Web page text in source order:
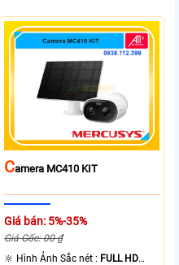
CAmera MC410 KIT
Giá bán: 5%-35%
Giá Gốc: 00 ₫
🔆 Hình Ảnh Sắc nét : FULL HD